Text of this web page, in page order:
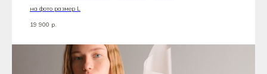
на фото размер L
19 900 р.